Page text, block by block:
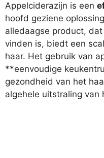
Appelciderazijn is een
hoofd geziene
alledaagse product,
vinden is, biedt een
haar. Het gebruik van
**eenvoudige
gezondheid van het
algehele uitstraling van